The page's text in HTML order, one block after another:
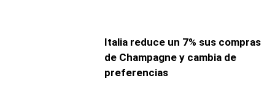
Italia reduce un 7% sus compras
de Champagne y cambia de
preferencias